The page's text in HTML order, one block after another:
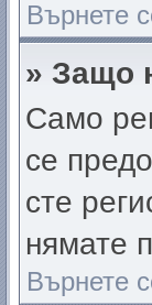
Върнете
» Защо
Само
се
сте
нямате
Върнете